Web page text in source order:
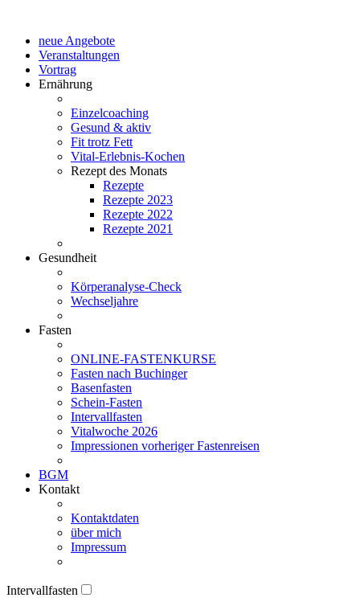
neue Angebote
Veranstaltungen
Vortrag
Ernährung
Einzelcoaching
Gesund & aktiv
Fit trotz Fett
Vital-Erlebnis-Kochen
Rezept des Monats
Rezepte
Rezepte 2023
Rezepte 2022
Rezepte 2021
Gesundheit
Körperanalyse-Check
Wechseljahre
Fasten
ONLINE-FASTENKURSE
Fasten nach Buchinger
Basenfasten
Schein-Fasten
Intervallfasten
Vitalwoche 2026
Impressionen vorheriger Fastenreisen
BGM
Kontakt
Kontaktdaten
über mich
Impressum
Intervallfasten